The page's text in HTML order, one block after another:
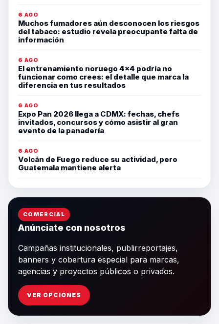
6 AGO
Muchos fumadores aún desconocen los riesgos
del tabaco: estudio revela preocupante falta de
información
6 AGO
El entrenamiento noruego 4×4 podría no
funcionar como crees: el detalle que marca la
diferencia en tus resultados
6 AGO
Expo Pan 2026 llega a CDMX: fechas, chefs
invitados, concursos y cómo asistir al gran
evento de la panadería
6 AGO
Volcán de Fuego reduce su actividad, pero
Guatemala mantiene alerta
COMERCIAL
Anúnciate con nosotros
Campañas institucionales, publirreportajes,
banners y cobertura especial para marcas,
agencias y proyectos públicos o privados.
VER OPCIONES